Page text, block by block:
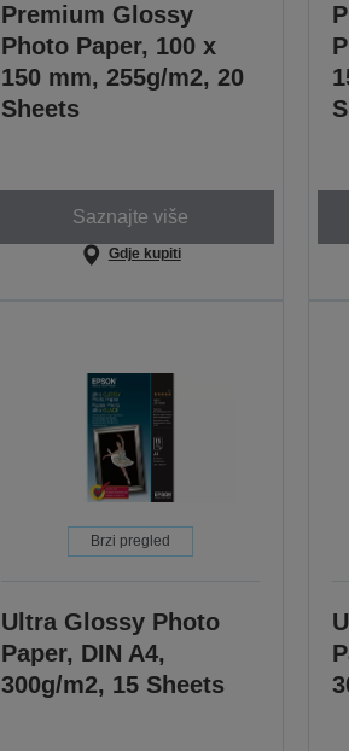
Premium Glossy
Photo Paper, 100 x
150 mm, 255g/m2, 20
Sheets
Saznajte više
Gdje kupiti
Brzi pregled
Ultra Glossy Photo
Paper, DIN A4,
300g/m2, 15 Sheets